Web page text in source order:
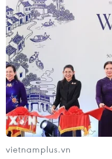
cách thức thanh toán,
nhận sự tiện lợi của
vietnamplus.vn